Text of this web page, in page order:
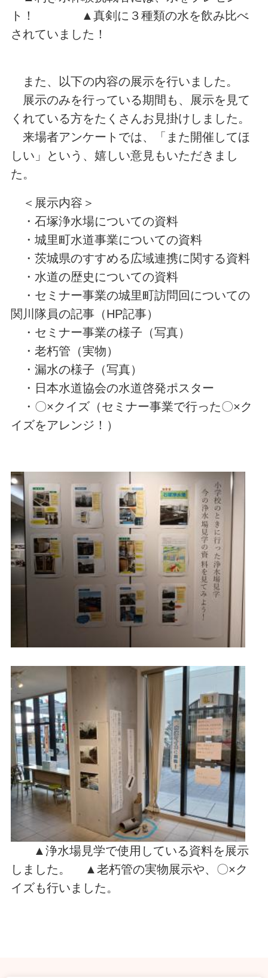
ト！ ▲真剣に３種類の水を飲み比べ
されていました！
また、以下の内容の展示を行いました。
展示のみを行っている期間も、展示を見て
くれている方をたくさんお見掛けしました。
来場者アンケートでは、「また開催してほ
しい」という、嬉しい意見もいただきまし
た。
＜展示内容＞
・石塚浄水場についての資料
・城里町水道事業についての資料
・茨城県のすすめる広域連携に関する資料
・水道の歴史についての資料
・セミナー事業の城里町訪問回についての
関川隊員の記事（HP記事）
・セミナー事業の様子（写真）
・老朽管（実物）
・漏水の様子（写真）
・日本水道協会の水道啓発ポスター
・〇×クイズ（セミナー事業で行った〇×ク
イズをアレンジ！）
▲浄水場見学で使用している資料を展示
しました。 ▲老朽管の実物展示や、〇×ク
イズも行いました。